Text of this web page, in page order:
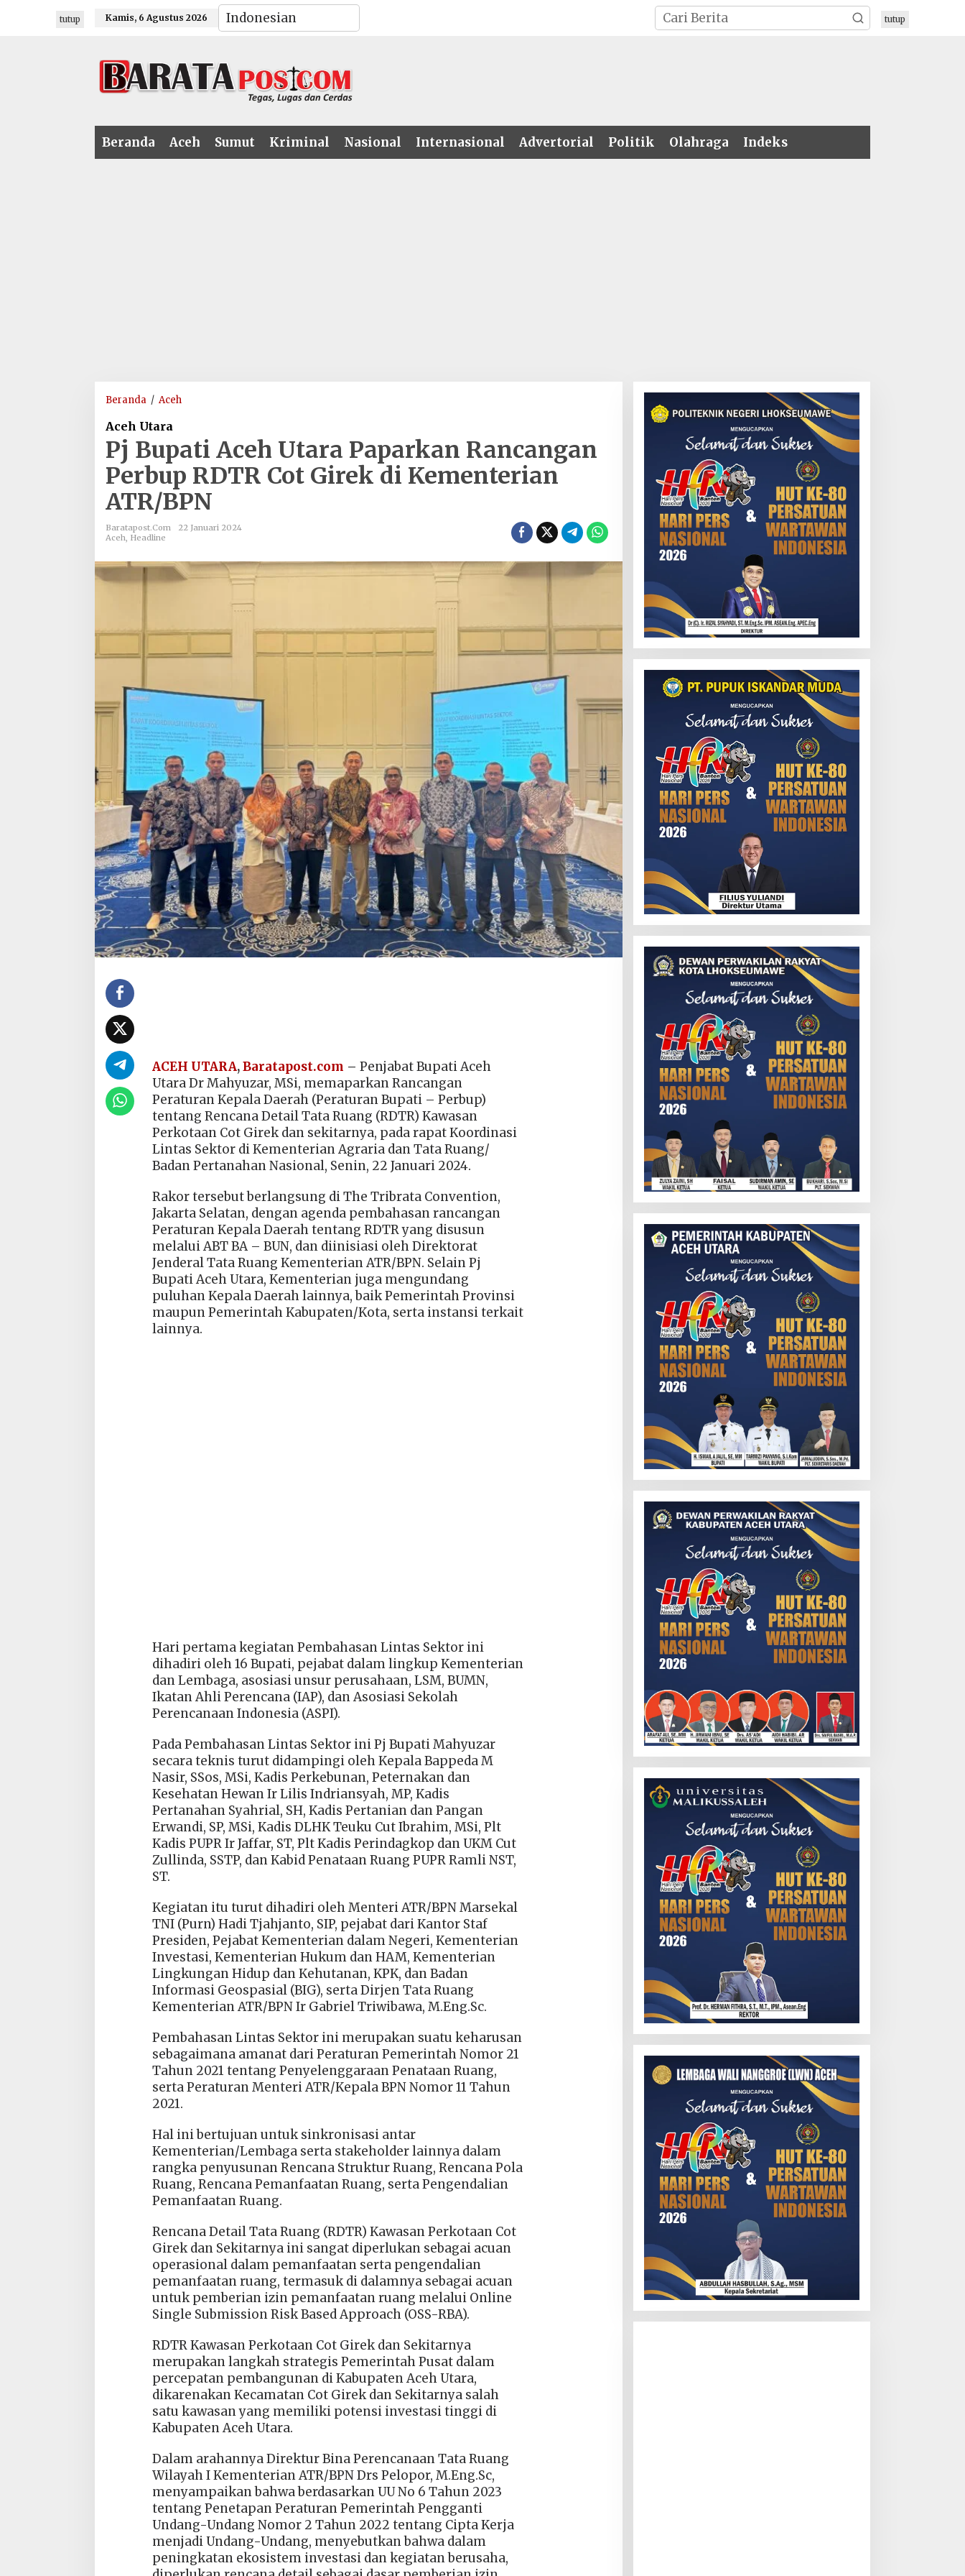
Kamis, 6 Agustus 2026
Beranda Aceh Sumut Kriminal Nasional Internasional Advertorial Politik Olahraga Indeks
tutup tutup
Beranda / Aceh
Utara
Rancangan
Perbup
RDTR
Cot
Kementerian
Aceh Utara
Pj Bupati Aceh Utara Paparkan Rancangan
Perbup RDTR Cot Girek di Kementerian
ATR/BPN
Baratapost.com
22 Januari 2024
Aceh, Headline
ACEH UTARA,Baratapost.com – Penjabat Bupati Aceh
Utara Dr Mahyuzar, MSi, memaparkan Rancangan
Peraturan Kepala Daerah (Peraturan Bupati – Perbup)
tentang Rencana Detail Tata Ruang (RDTR) Kawasan
Perkotaan Cot Girek dan sekitarnya, pada rapat Koordinasi
Lintas Sektor di Kementerian Agraria dan Tata Ruang/
Badan Pertanahan Nasional, Senin, 22 Januari 2024.
Rakor tersebut berlangsung di The Tribrata Convention,
Jakarta Selatan, dengan agenda pembahasan rancangan
Peraturan Kepala Daerah tentang RDTR yang disusun
melalui ABT BA – BUN, dan diinisiasi oleh Direktorat
Jenderal Tata Ruang Kementerian ATR/BPN. Selain Pj
Bupati Aceh Utara, Kementerian juga mengundang
puluhan Kepala Daerah lainnya, baik Pemerintah Provinsi
maupun Pemerintah Kabupaten/Kota, serta instansi terkait
lainnya.
Hari pertama kegiatan Pembahasan Lintas Sektor ini
dihadiri oleh 16 Bupati, pejabat dalam lingkup Kementerian
dan Lembaga, asosiasi unsur perusahaan, LSM, BUMN,
Ikatan Ahli Perencana (IAP), dan Asosiasi Sekolah
Perencanaan Indonesia (ASPI).
Pada Pembahasan Lintas Sektor ini Pj Bupati Mahyuzar
secara teknis turut didampingi oleh Kepala Bappeda M
Nasir, SSos, MSi, Kadis Perkebunan, Peternakan dan
Kesehatan Hewan Ir Lilis Indriansyah, MP, Kadis
Pertanahan Syahrial, SH, Kadis Pertanian dan Pangan
Erwandi, SP, MSi, Kadis DLHK Teuku Cut Ibrahim, MSi, Plt
Kadis PUPR Ir Jaffar, ST, Plt Kadis Perindagkop dan UKM Cut
Zullinda, SSTP, dan Kabid Penataan Ruang PUPR Ramli NST,
ST.
Kegiatan itu turut dihadiri oleh Menteri ATR/BPN Marsekal
TNI (Purn) Hadi Tjahjanto, SIP, pejabat dari Kantor Staf
Presiden, Pejabat Kementerian dalam Negeri, Kementerian
Investasi, Kementerian Hukum dan HAM, Kementerian
Lingkungan Hidup dan Kehutanan, KPK, dan Badan
Informasi Geospasial (BIG), serta Dirjen Tata Ruang
Kementerian ATR/BPN Ir Gabriel Triwibawa, M.Eng.Sc.
Pembahasan Lintas Sektor ini merupakan suatu keharusan
sebagaimana amanat dari Peraturan Pemerintah Nomor 21
Tahun 2021 tentang Penyelenggaraan Penataan Ruang,
serta Peraturan Menteri ATR/Kepala BPN Nomor 11 Tahun
2021.
Hal ini bertujuan untuk sinkronisasi antar
Kementerian/Lembaga serta stakeholder lainnya dalam
rangka penyusunan Rencana Struktur Ruang, Rencana Pola
Ruang, Rencana Pemanfaatan Ruang, serta Pengendalian
Pemanfaatan Ruang.
Rencana Detail Tata Ruang (RDTR) Kawasan Perkotaan Cot
Girek dan Sekitarnya ini sangat diperlukan sebagai acuan
operasional dalam pemanfaatan serta pengendalian
pemanfaatan ruang, termasuk di dalamnya sebagai acuan
untuk pemberian izin pemanfaatan ruang melalui Online
Single Submission Risk Based Approach (OSS-RBA).
RDTR Kawasan Perkotaan Cot Girek dan Sekitarnya
merupakan langkah strategis Pemerintah Pusat dalam
percepatan pembangunan di Kabupaten Aceh Utara,
dikarenakan Kecamatan Cot Girek dan Sekitarnya salah
satu kawasan yang memiliki potensi investasi tinggi di
Kabupaten Aceh Utara.
Dalam arahannya Direktur Bina Perencanaan Tata Ruang
Wilayah I Kementerian ATR/BPN Drs Pelopor, M.Eng.Sc,
menyampaikan bahwa berdasarkan UU No 6 Tahun 2023
tentang Penetapan Peraturan Pemerintah Pengganti
Undang-Undang Nomor 2 Tahun 2022 tentang Cipta Kerja
menjadi Undang-Undang, menyebutkan bahwa dalam
peningkatan ekosistem investasi dan kegiatan berusaha,